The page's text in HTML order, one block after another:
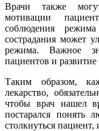
Врачи также
мотивации
соблюдения
сострадания может
режима. Важное
пациентов и
Таким образом,
лекарство,
чтобы врач нашел
постарался понять
столкнуться